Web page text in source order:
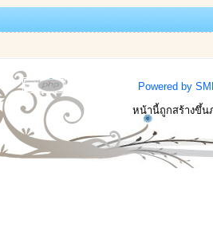
Powered by
หน้านี้ถูกสร้างขึ้น